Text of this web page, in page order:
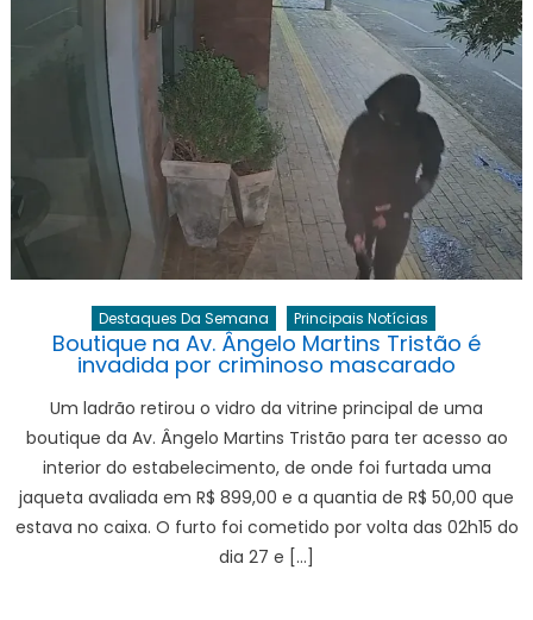
Destaques Da Semana Principais Notícias
Boutique na Av. Ângelo Martins Tristão é
invadida por criminoso mascarado
Um ladrão retirou o vidro da vitrine principal de uma
boutique da Av. Ângelo Martins Tristão para ter acesso ao
interior do estabelecimento, de onde foi furtada uma
jaqueta avaliada em R$ 899,00 e a quantia de R$ 50,00 que
estava no caixa. O furto foi cometido por volta das 02h15 do
dia 27 e […]